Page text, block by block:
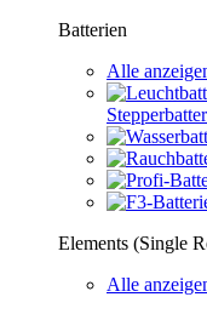
Batterien
Alle
Elements (Single
Alle